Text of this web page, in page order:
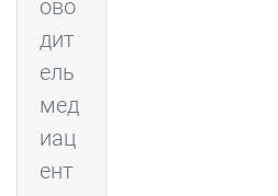
ово
дит
ель
мед
иац
ент